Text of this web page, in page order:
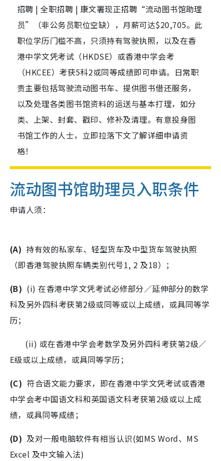
招聘 | 全职招聘 | 康文署现正招聘“流动图书馆助理
员”（非公务员职位空缺），月薪可达$20,705。此
职位学历门槛不高，只须持有驾驶执照，以及在香
港中学文凭考试（HKDSE）或香港中学会考
（HKCEE）考获5科2或同等成绩即可申请。日常职
责主要包括驾驶流动图书车、提供图书借还服务，
以及处理各类图书馆资料的运送与基本打理，如分
类、上架、封套、戳印、修补及清理。有意投身图
书馆工作的人士，立即拉落下文了解详细申请资
格！
流动图书馆助理员入职条件
申请人须：
(A)持有效的私家车、轻型货车及中型货车驾驶执照
（即香港驾驶执照车辆类别代号1, 2 及18）；
(B) (i) 在香港中学文凭考试必修部分／延伸部分的数学
科及另外四科考获第2级或同等或以上成绩，或具同等学
历；
(ii) 或在香港中学会考数学及另外四科考获第2级／
E级或以上成绩，或具同等学历；
(C) 符合语文能力要求，即在香港中学文凭考试或香港
中学会考中国语文科和英国语文科考获第2级或以上成
绩，或具同等成绩；
(D)及对一般电脑软件有相当认识(如MS Word、MS
Excel 及中文输入法)